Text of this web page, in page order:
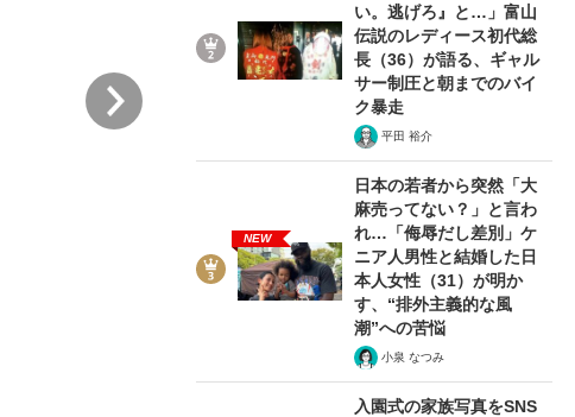
2/9
い。逃げろ』と…」富山
伝説のレディース初代総
長（36）が語る、ギャル
サー制圧と朝までのバイ
ク暴走
平田 裕介
NEW
日本の若者から突然「大
麻売ってない？」と言わ
れ…「侮辱だし差別」ケ
ニア人男性と結婚した日
本人女性（31）が明か
す、“排外主義的な風
潮”への苦悩
小泉 なつみ
入園式の家族写真をSNS